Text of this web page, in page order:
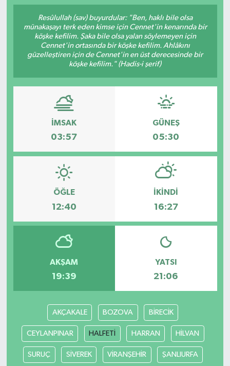
Resûlullah (sav) buyurdular: "Ben, haklı bile olsa
münakaşayı terk eden kimse için Cennet'in kenarında bir
köşke kefilim. Şaka bile olsa yalan söylemeyen için
Cennet'in ortasında bir köşke kefilim. Ahlâkını
güzelleştiren için de Cennet'in en üst derecesinde bir
köşke kefilim." (Hadis-i şerif)
İMSAK
03:57
GÜNEŞ
05:30
ÖĞLE
12:40
İKINDI
16:27
AKŞAM
19:39
YATSI
21:06
AKÇAKALE BOZOVA BİRECİK
CEYLANPINAR HALFETİ HARRAN HİLVAN
SURUÇ SİVEREK VİRANŞEHİR ŞANLIURFA